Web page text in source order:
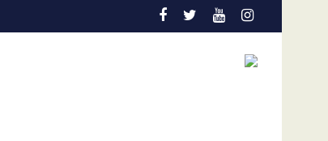
Gobierno y oposición de Venezuela instalan